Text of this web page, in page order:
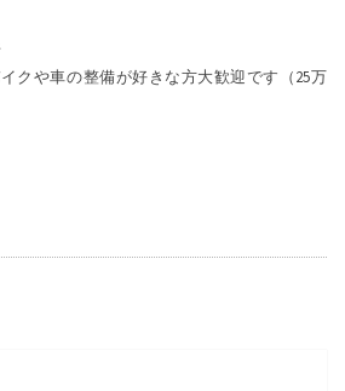
クや車の整備が好きな方大歓迎です（25万